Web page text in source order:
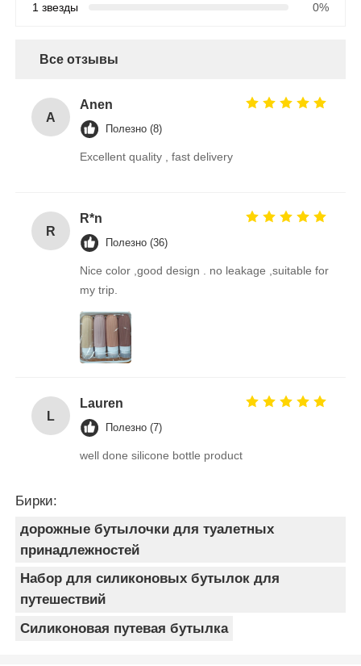
1 звезды
0%
Все отзывы
A
Anen
Полезно (8)
Excellent quality , fast delivery
R
R*n
Полезно (36)
Nice color ,good design . no leakage ,suitable for
my trip.
L
Lauren
Полезно (7)
well done silicone bottle product
Бирки:
дорожные бутылочки для туалетных
принадлежностей
Набор для силиконовых бутылок для
путешествий
Силиконовая путевая бутылка